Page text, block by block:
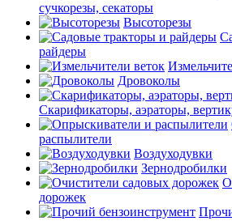
сучкорезы, секаторы
Высоторезы
райдеры
Дровоколы
Скарификаторы, аэраторы,
распылители
Воздуходувки
Зернодробилки
дорожек